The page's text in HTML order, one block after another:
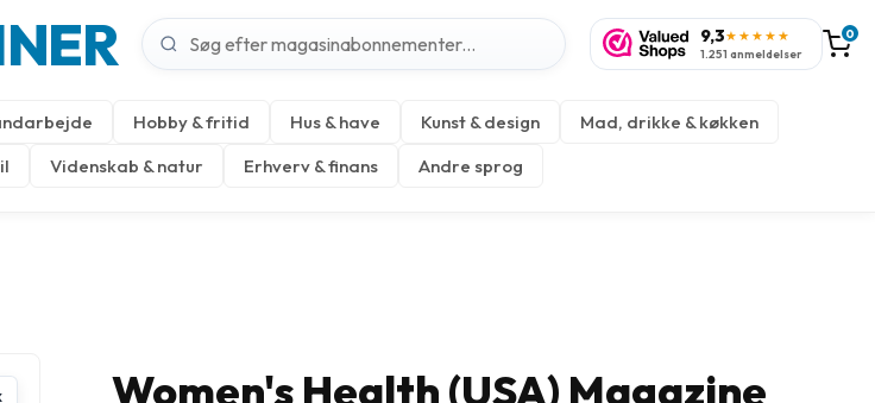
9,3★★★★★
1.251 anmeldelser
0
Hobby & fritid Hus & have Kunst & design
Mad, drikke & køkken
Videnskab & natur Erhverv & finans Andre sprog
Women's Health (USA) Magazine